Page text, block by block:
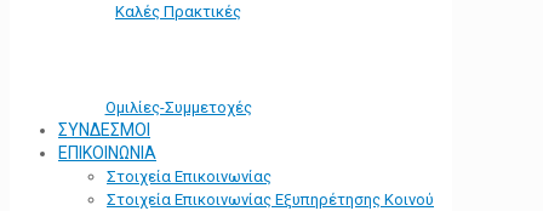
Καλές Πρακτικές
Ομιλίες-Συμμετοχές
ΣΥΝΔΕΣΜΟΙ
ΕΠΙΚΟΙΝΩΝΙΑ
Στοιχεία Επικοινωνίας
Στοιχεία Επικοινωνίας Εξυπηρέτησης Κοινού